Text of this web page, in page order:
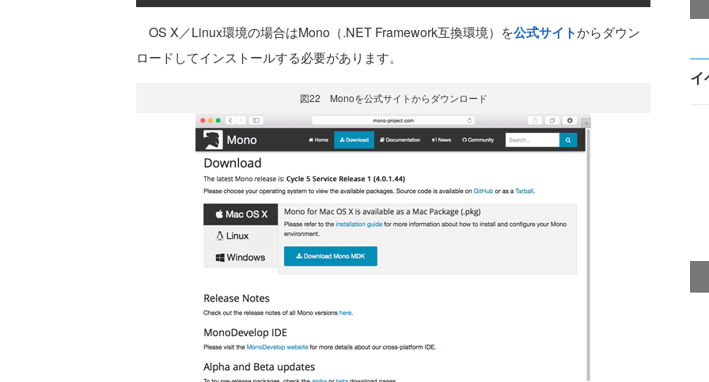
OS X／Linux環境の場合はMono（.NET Framework互換環境）を公式サイトからダウン
ロードしてインストールする必要があります。
図22 Monoを公式サイトからダウンロード
イ